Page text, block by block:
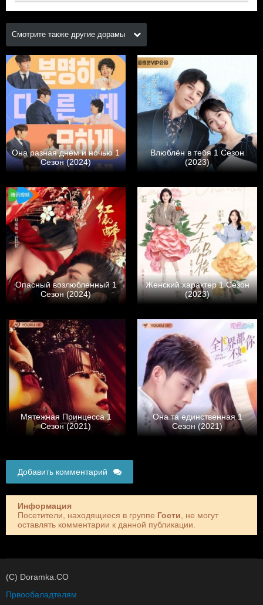
Смотрите также другие дорамы
Она разная днем и ночью 1
Сезон (2024)
Влюблён в тебя 1 Сезон
(2023)
Опасный возлюбленный 1
Сезон (2024)
Женский характер 1 Сезон
(2023)
Мятежная Принцесса 1
Сезон (2021)
Она та единственная 1
Сезон (2021)
Добавить комментарий
Информация
Посетители, находящиеся в группе Гости, не могут
оставлять комментарии к данной публикации.
(C) Doramka.CO
Првообаладтелям